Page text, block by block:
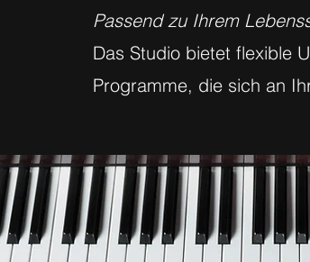
Passend zu Ihrem
Das Studio bietet flexible
Programme, die sich an